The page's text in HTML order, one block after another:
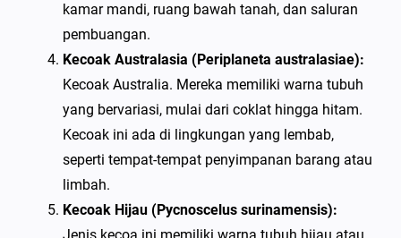
kamar mandi, ruang bawah tanah, dan saluran
pembuangan.
Kecoak Australasia (Periplaneta australasiae):
Kecoak Australia. Mereka memiliki warna tubuh
yang bervariasi, mulai dari coklat hingga hitam.
Kecoak ini ada di lingkungan yang lembab,
seperti tempat-tempat penyimpanan barang atau
limbah.
Kecoak Hijau (Pycnoscelus surinamensis):